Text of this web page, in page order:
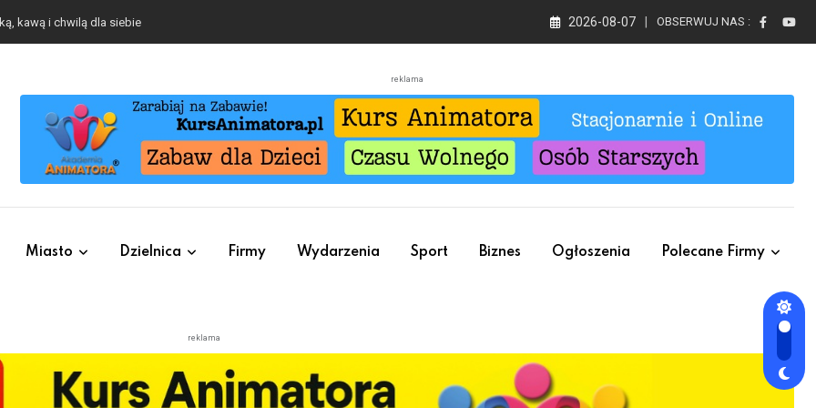
2026-08-07 OBSERWUJ NAS :
reklama
Miasto Dzielnica Firmy Wydarzenia Sport Biznes Ogłoszenia Polecane Firmy
reklama